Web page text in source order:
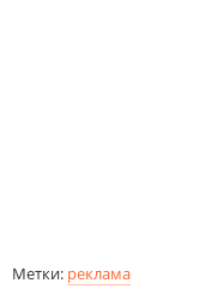
Метки: реклама